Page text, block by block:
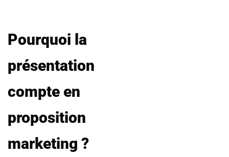
Pourquoi la
présentation
compte en
proposition
marketing ?